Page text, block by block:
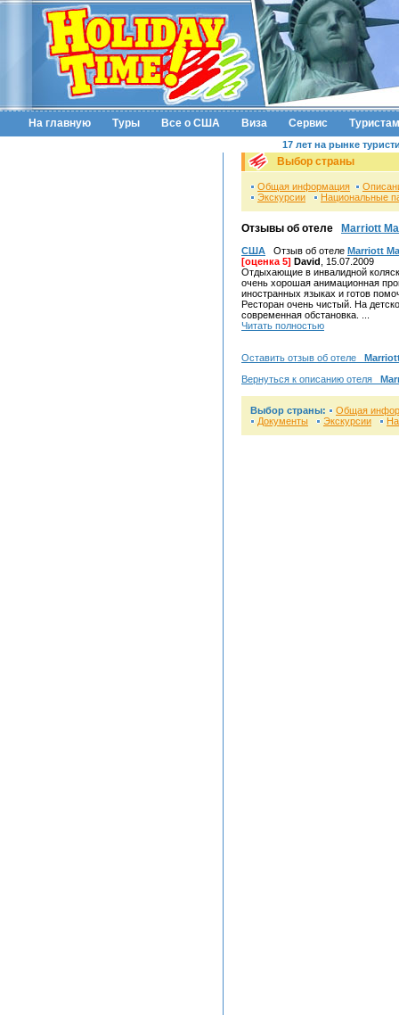
На главную Туры Все о США Виза Сервис Туристам
17 лет на рынке
Выбор страны
Общая информация
Экскурсии
Национальные
Отзывы об отеле Marriott
США Отзыв об отеле Marriott
[оценка 5] David , 15.07.2009
Отдыхающие в инвалидной
очень хорошая анимационная
иностранных языках и готов
Ресторан очень чистый. На
современная обстановка. ...
Читать полностью
Оставить отзыв об отеле
Вернуться к описанию отеля
Выбор страны:
Общая
Документы
Экскурсии